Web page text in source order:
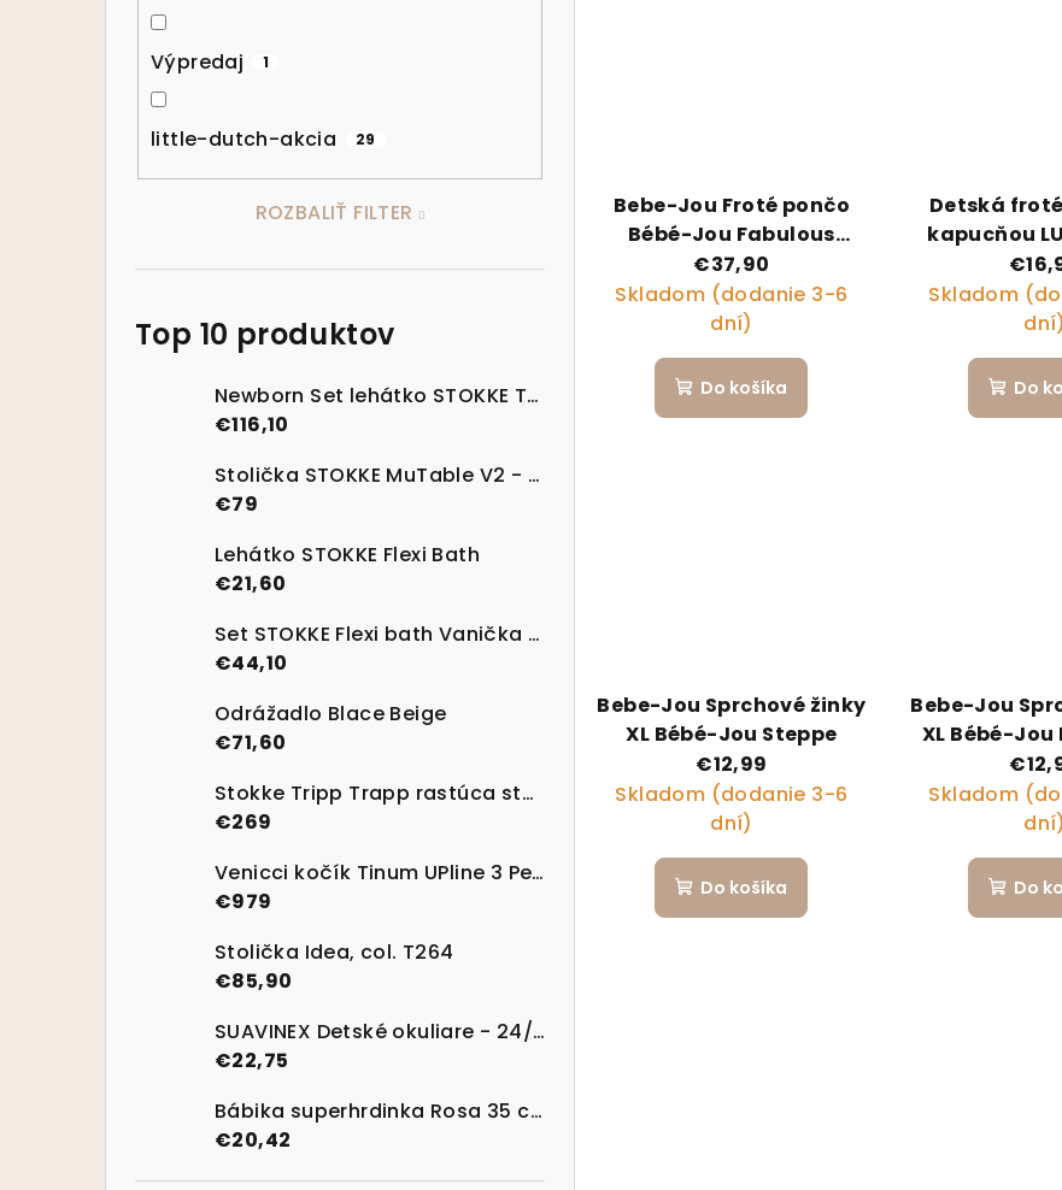
Výpredaj 1
little-dutch-akcia 29
ROZBALIŤ FILTER
Top 10 produktov
Newborn Set lehátko STOKKE Tripp Trapp Vanilla White
€116,10
Stolička STOKKE MuTable V2 - Clover Green
€79
Lehátko STOKKE Flexi Bath
€21,60
Set STOKKE Flexi bath Vanička na kúpanie s termosenzitívnou nálepkou Transparent Green
€44,10
Odrážadlo Blace Beige
€71,60
Stokke Tripp Trapp rastúca stolička Heather Mauve + Baby set
€269
Venicci kočík Tinum UPline 3 Pebble so skladacou vaničkou
€979
Stolička Idea, col. T264
€85,90
SUAVINEX Detské okuliare - 24/36 mesiacov polarizované s puzdrom 2024 - zelené
€22,75
Bábika superhrdinka Rosa 35 cm
€20,42
Bebe-Jou Froté pončo
Bébé-Jou Fabulous
Frosted Blue
€37,90
Skladom (dodanie 3-6
dní)
Do košíka
Detská
kapucňou
Skladom
dní)
Do
Bebe-Jou Sprchové žinky
XL Bébé-Jou Steppe
€12,99
Skladom (dodanie 3-6
dní)
Do košíka
Bebe-Jou
XL Bébé-
Skladom
dní)
Do